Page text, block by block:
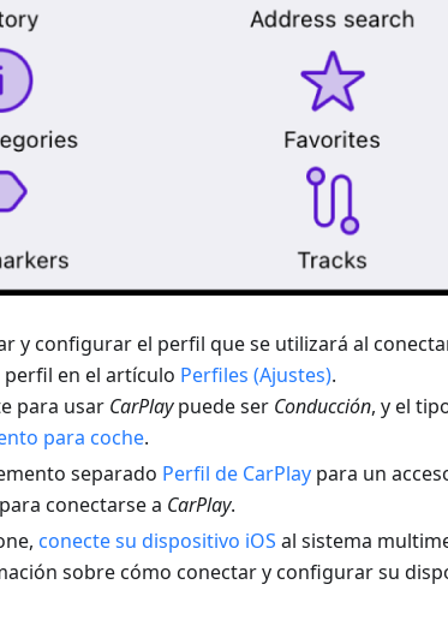
y configurar el perfil que se utilizará al
en el artículo Perfiles (Ajustes).
para usar CarPlaypuede ser Conducción, y el
para coche.
separado Perfil de CarPlay para un
conectarse a CarPlay.
conecte su dispositivo iOS al sistema
sobre cómo conectar y configurar su